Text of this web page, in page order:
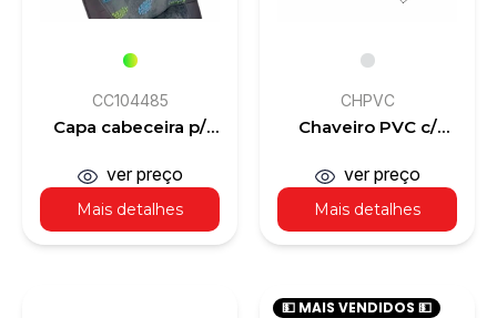
CC104485
Capa cabeceira p/
Mais detalhes
ver preço
CHPVC
Chaveiro PVC c/
Mais detalhes
ver preço
💵 MAIS VENDIDOS 💵